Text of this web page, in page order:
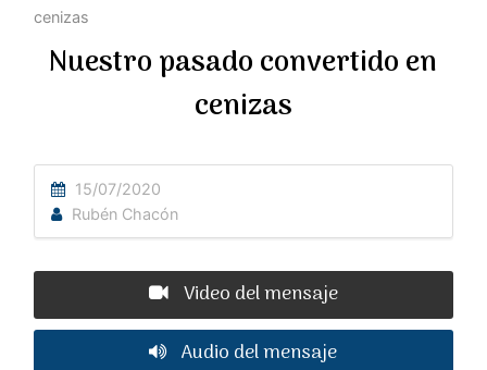
cenizas
Nuestro pasado convertido en
cenizas
15/07/2020
Rubén Chacón
Video del mensaje
Audio del mensaje